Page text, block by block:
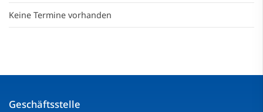
Keine Termine vorhanden
Geschäftsstelle